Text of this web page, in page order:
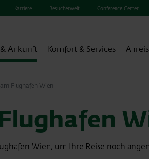
Karriere Besucherwelt Conference Center
Ankunft Komfort & Services
Flughafen Wien
Wien, um Ihre Reise noch